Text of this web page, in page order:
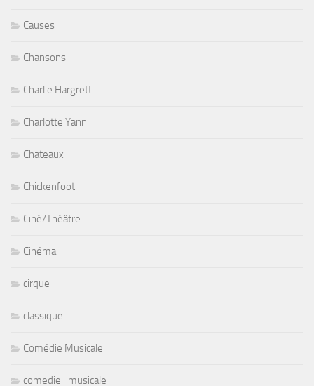
Causes
Chansons
Charlie Hargrett
Charlotte Yanni
Chateaux
Chickenfoot
Ciné/Théâtre
Cinéma
cirque
classique
Comédie Musicale
comedie_musicale